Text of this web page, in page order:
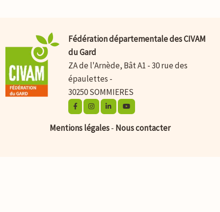
Fédération départementale des CIVAM
du Gard
ZA de l'Arnède, Bât A1 - 30 rue des
épaulettes -
30250 SOMMIERES
Mentions légales- Nous contacter